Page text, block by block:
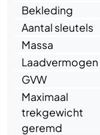
Bekleding
Aantal sleutels
Massa
Laadvermogen
GVW
Maximaal
trekgewicht
geremd